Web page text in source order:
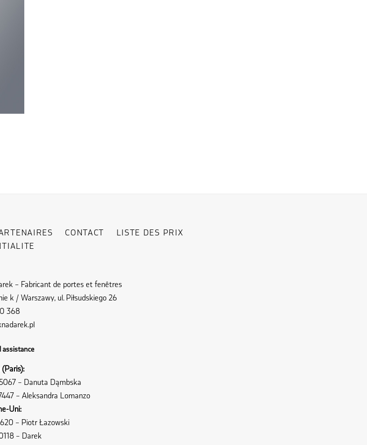
CONTACT
LISTE DES PRIX
– Fabricant de portes et fenêtres
k / Warszawy, ul. Piłsudskiego 26
368
– Danuta Dąmbska
– Aleksandra Lomanzo
Uni:
– Piotr Łazowski
– Darek